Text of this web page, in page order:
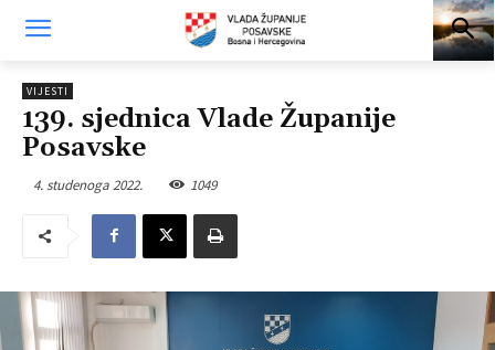
VIJESTI
139. sjednica Vlade Županije
Posavske
4. studenoga 2022. 1049